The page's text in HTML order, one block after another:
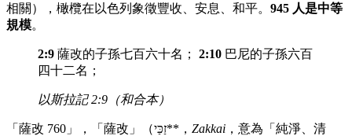
相關），橄欖在以色列象徵豐收、安息、和平。 945 人是中等
規模。
2:9 薩改的子孫七百六十名； 2:10 巴尼的子孫六百
四十二名；
以斯拉記 2:9（和合本）
「薩改 760」，「薩改」（זַכַּי**， Zakkai ，意為「純淨、清